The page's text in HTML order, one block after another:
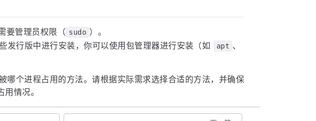
要管理员权限（ sudo ）。
发行版中进行安装，你可以使用包管理器进行安装（如 apt 、
哪个进程占用的方法。请根据实际需求选择合适的方法，并确保
情况。